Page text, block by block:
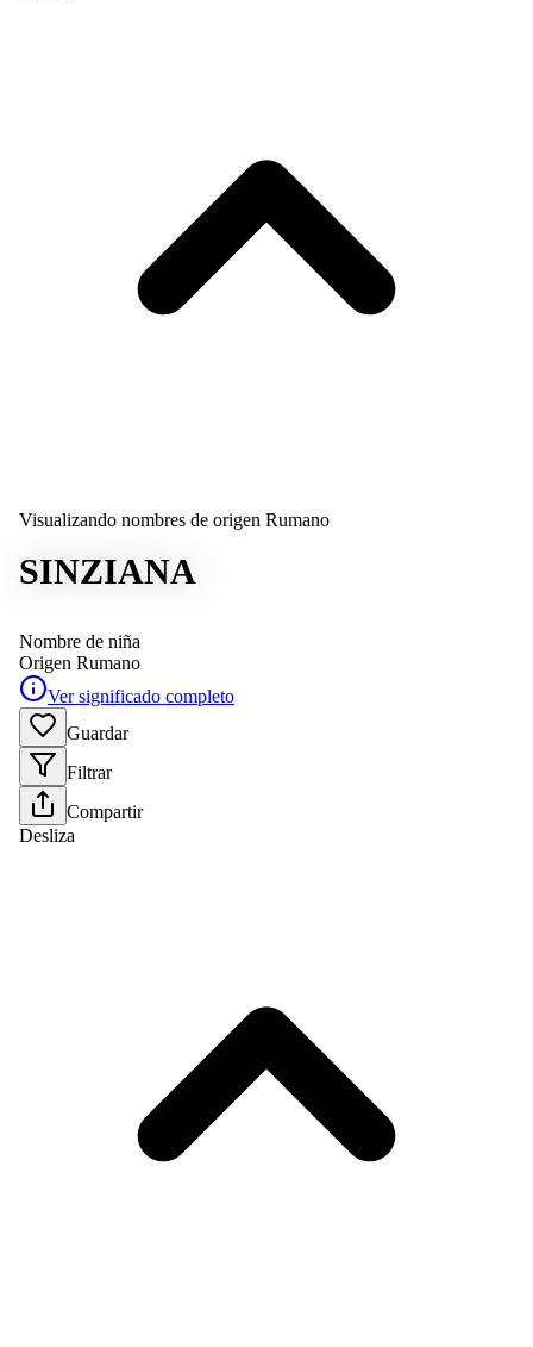
Visualizando nombres de origen Rumano
SINZIANA
Nombre de niña
Origen Rumano
Ver significado completo
Guardar
Filtrar
Compartir
Desliza